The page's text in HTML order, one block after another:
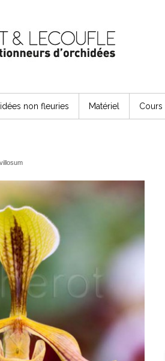
non fleuries Matériel Cours